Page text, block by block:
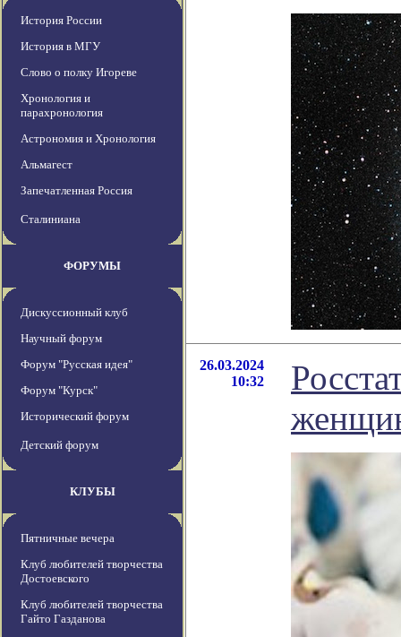
История России
История в МГУ
Слово о полку Игореве
Хронология и
парахронология
Астрономия и Хронология
Альмагест
Запечатленная Россия
Сталиниана
ФОРУМЫ
Дискуссионный клуб
Научный форум
Форум "Русская идея"
Форум "Курск"
Исторический форум
Детский форум
КЛУБЫ
Пятничные вечера
Клуб любителей творчества
Достоевского
Клуб любителей творчества
Гайто Газданова
26.03.2024
10:32